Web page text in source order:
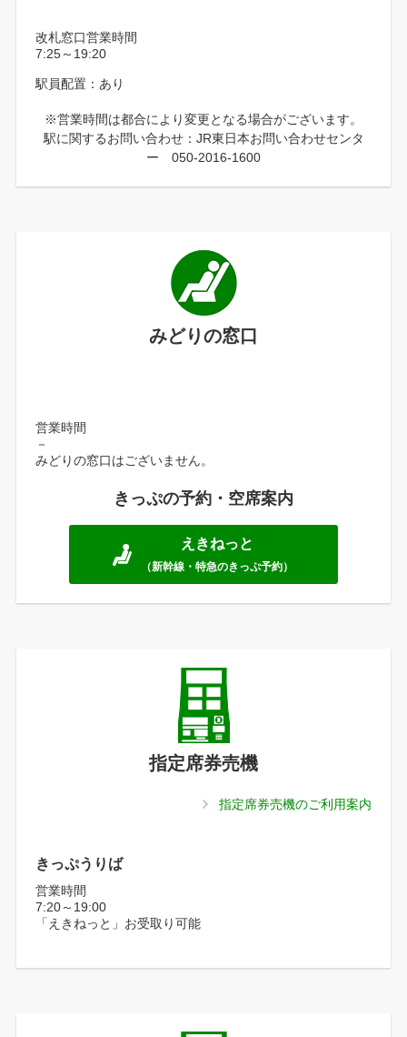
改札窓口営業時間
7:25～19:20
駅員配置：あり
※営業時間は都合により変更となる場合がございます。
駅に関するお問い合わせ：JR東日本お問い合わせセンタ
ー 050-2016-1600
みどりの窓口
営業時間
－
みどりの窓口はございません。
きっぷの予約・空席案内
えきねっと
（新幹線・特急のきっぷ予約）
指定席券売機
指定席券売機のご利用案内
きっぷうりば
営業時間
7:20～19:00
「えきねっと」お受取り可能